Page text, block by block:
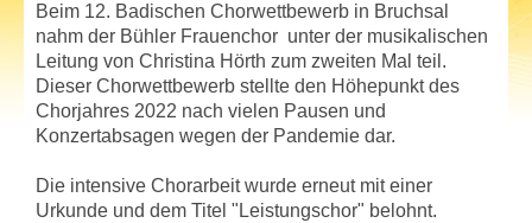
Beim 12. Badischen Chorwettbewerb in Bruchsal
nahm der Bühler Frauenchor unter der musikalischen
Leitung von Christina Hörth zum zweiten Mal teil.
Dieser Chorwettbewerb stellte den Höhepunkt des
Chorjahres 2022 nach vielen Pausen und
Konzertabsagen wegen der Pandemie dar.
Die intensive Chorarbeit wurde erneut mit einer
Urkunde und dem Titel "Leistungschor" belohnt.